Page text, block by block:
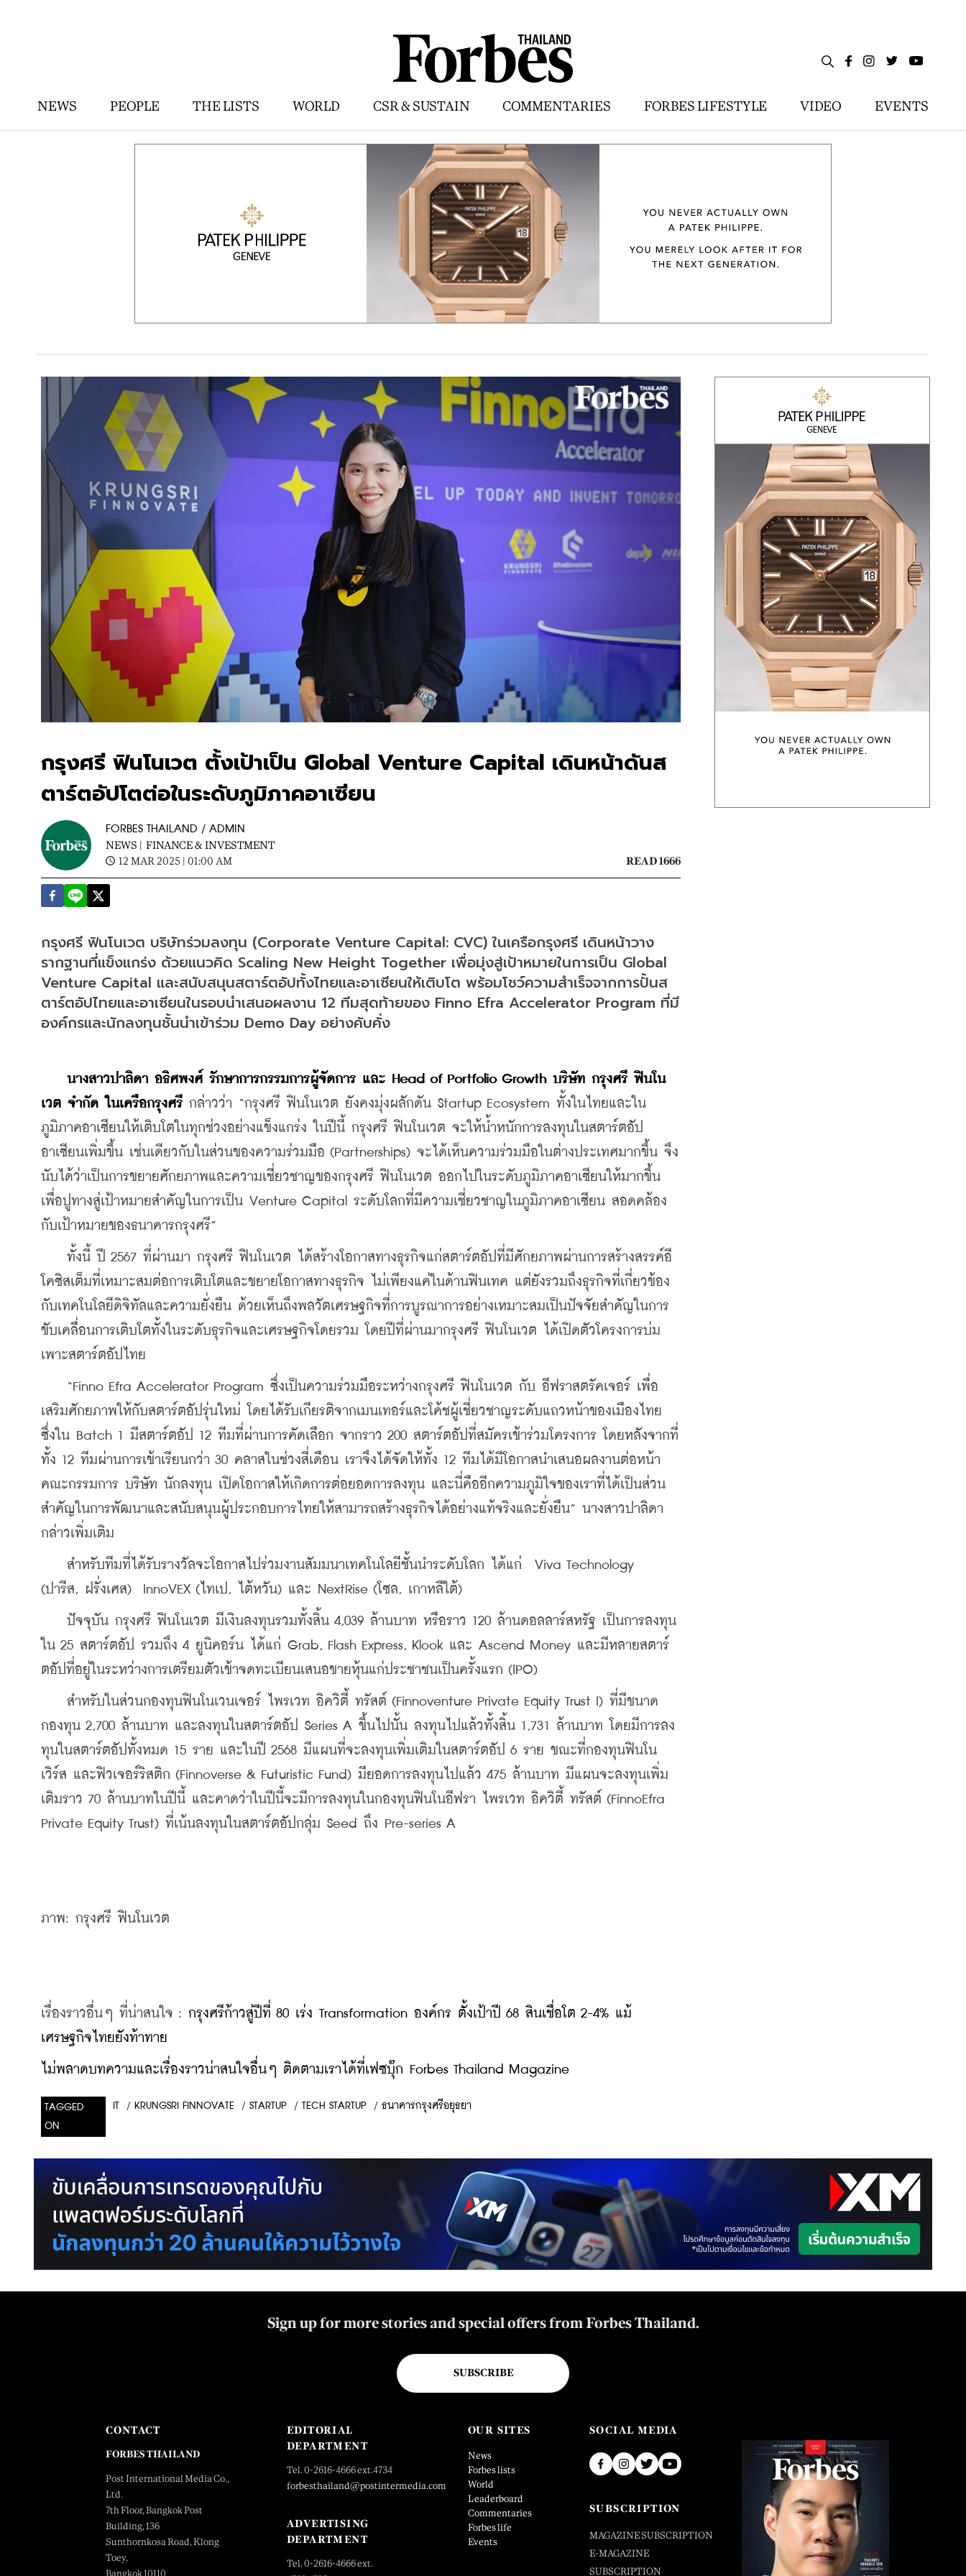
NEWS PEOPLE THE LISTS WORLD CSR & SUSTAIN COMMENTARIES FORBES LIFESTYLE VIDEO EVENTS
กรุงศรี ฟินโนเวต ตั้งเป้าเป็น Global Venture Capital เดินหน้าดันส
ตาร์ตอัปโตต่อในระดับภูมิภาคอาเซียน
FORBES THAILAND / ADMIN
NEWS | FINANCE & INVESTMENT
12 MAR 2025 | 01:00 AM
READ 1666
​กรุงศรี ฟินโนเวต บริษัทร่วมลงทุน (Corporate Venture Capital: CVC) ในเครือกรุงศรี เดินหน้าวาง
รากฐานที่แข็งแกร่ง ด้วยแนวคิด Scaling New Height Together เพื่อมุ่งสู่เป้าหมายในการเป็น Global
Venture Capital และสนับสนุนสตาร์ตอัปทั้งไทยและอาเซียนให้เติบโต พร้อมโชว์ความสำเร็จจากการปั้นส
ตาร์ตอัปไทยและอาเซียนในรอบนำเสนอผลงาน 12 ทีมสุดท้ายของ Finno Efra Accelerator Program ที่มี
องค์กรและนักลงทุนชั้นนำเข้าร่วม Demo Day อย่างคับคั่ง
นางสาวปาลิดา อธิศพงศ์ รักษาการกรรมการผู้จัดการ และ Head of Portfolio Growth บริษัท กรุงศรี ฟินโน
เวต จำกัด ในเครือกรุงศรี กล่าวว่า “กรุงศรี ฟินโนเวต ยังคงมุ่งผลักดัน Startup Ecosystem ทั้งในไทยและใน
ภูมิภาคอาเซียนให้เติบโตในทุกช่วงอย่างแข็งแกร่ง ในปีนี้ กรุงศรี ฟินโนเวต จะให้น้ำหนักการลงทุนในสตาร์ตอัป
อาเซียนเพิ่มขึ้น เช่นเดียวกับในส่วนของความร่วมมือ (Partnerships) จะได้เห็นความร่วมมือในต่างประเทศมากขึ้น จึง
นับได้ว่าเป็นการขยายศักยภาพและความเชี่ยวชาญของกรุงศรี ฟินโนเวต ออกไปในระดับภูมิภาคอาเซียนให้มากขึ้น
เพื่อปูทางสู่เป้าหมายสำคัญในการเป็น Venture Capital ระดับโลกที่มีความเชี่ยวชาญในภูมิภาคอาเซียน สอดคล้อง
กับเป้าหมายของธนาคารกรุงศรี”
ทั้งนี้ ปี 2567 ที่ผ่านมา กรุงศรี ฟินโนเวต ได้สร้างโอกาสทางธุรกิจแก่สตาร์ตอัปที่มีศักยภาพผ่านการสร้างสรรค์อี
โคซิสเต็มที่เหมาะสมต่อการเติบโตและขยายโอกาสทางธุรกิจ ไม่เพียงแค่ในด้านฟินเทค แต่ยังรวมถึงธุรกิจที่เกี่ยวข้อง
กับเทคโนโลยีดิจิทัลและความยั่งยืน ด้วยเห็นถึงพลวัตเศรษฐกิจที่การบูรณาการอย่างเหมาะสมเป็นปัจจัยสำคัญในการ
ขับเคลื่อนการเติบโตทั้งในระดับธุรกิจและเศรษฐกิจโดยรวม โดยปีที่ผ่านมากรุงศรี ฟินโนเวต ได้เปิดตัวโครงการบ่ม
เพาะสตาร์ตอัปไทย
“Finno Efra Accelerator Program ซึ่งเป็นความร่วมมือระหว่างกรุงศรี ฟินโนเวต กับ อีฟราสตรัคเจอร์ เพื่อ
เสริมศักยภาพให้กับสตาร์ตอัปรุ่นใหม่ โดยได้รับเกียรติจากเมนเทอร์และโค้ชผู้เชี่ยวชาญระดับแถวหน้าของเมืองไทย
ซึ่งใน Batch 1 มีสตาร์ตอัป 12 ทีมที่ผ่านการคัดเลือก จากราว 200 สตาร์ตอัปที่สมัครเข้าร่วมโครงการ โดยหลังจากที่
ทั้ง 12 ทีมผ่านการเข้าเรียนกว่า 30 คลาสในช่วงสี่เดือน เราจึงได้จัดให้ทั้ง 12 ทีมได้มีโอกาสนำเสนอผลงานต่อหน้า
คณะกรรมการ บริษัท นักลงทุน เปิดโอกาสให้เกิดการต่อยอดการลงทุน และนี่คืออีกความภูมิใจของเราที่ได้เป็นส่วน
สำคัญในการพัฒนาและสนับสนุนผู้ประกอบการไทยให้สามารถสร้างธุรกิจได้อย่างแท้จริงและยั่งยืน” นางสาวปาลิดา
กล่าวเพิ่มเติม
สำหรับทีมที่ได้รับรางวัลจะโอกาสไปร่วมงานสัมมนาเทคโนโลยีชั้นนำระดับโลก ได้แก่  Viva Technology
(ปารีส, ฝรั่งเศส)  InnoVEX (ไทเป, ไต้หวัน) และ NextRise (โซล, เกาหลีใต้)
ปัจจุบัน กรุงศรี ฟินโนเวต มีเงินลงทุนรวมทั้งสิ้น 4,039 ล้านบาท หรือราว 120 ล้านดอลลาร์สหรัฐ เป็นการลงทุน
ใน 25 สตาร์ตอัป รวมถึง 4 ยูนิคอร์น ได้แก่ Grab, Flash Express, Klook และ Ascend Money และมีหลายสตาร์
ตอัปที่อยู่ในระหว่างการเตรียมตัวเข้าจดทะเบียนเสนอขายหุ้นแก่ประชาชนเป็นครั้งแรก (IPO)
สำหรับในส่วนกองทุนฟินโนเวนเจอร์ ไพรเวท อิควิตี้ ทรัสต์ (Finnoventure Private Equity Trust I) ที่มีขนาด
กองทุน 2,700 ล้านบาท และลงทุนในสตาร์ตอัป Series A ขึ้นไปนั้น ลงทุนไปแล้วทั้งสิ้น 1,731 ล้านบาท โดยมีการลง
ทุนในสตาร์ตอัปทั้งหมด 15 ราย และในปี 2568 มีแผนที่จะลงทุนเพิ่มเติมในสตาร์ตอัป 6 ราย ขณะที่กองทุนฟินโน
เวิร์ส และฟิวเจอร์ริสติก (Finnoverse & Futuristic Fund) มียอดการลงทุนไปแล้ว 475 ล้านบาท มีแผนจะลงทุนเพิ่ม
เติมราว 70 ล้านบาทในปีนี้ และคาดว่าในปีนี้จะมีการลงทุนในกองทุนฟินโนอีฟรา ไพรเวท อิควิตี้ ทรัสต์ (FinnoEfra
Private Equity Trust) ที่เน้นลงทุนในสตาร์ตอัปกลุ่ม Seed ถึง Pre-series A
ภาพ: กรุงศรี ฟินโนเวต
เรื่องราวอื่นๆ ที่น่าสนใจ : กรุงศรีก้าวสู่ปีที่ 80 เร่ง Transformation องค์กร ตั้งเป้าปี 68 สินเชื่อโต 2-4% แม้
เศรษฐกิจไทยยังท้าทาย
ไม่พลาดบทความและเรื่องราวน่าสนใจอื่นๆ ติดตามเราได้ที่เฟซบุ๊ก Forbes Thailand Magazine
TAGGED
ON
/ KRUNGSRI FINNOVATE / STARTUP / TECH STARTUP / ธนาคารกรุงศรีอยุธยา
Sign up for more stories and special offers from Forbes Thailand.
SUBSCRIBE
CONTACT
FORBES THAILAND
Post International Media Co.,
Ltd.
7th Floor, Bangkok Post
Building, 136
Sunthornkosa Road, Klong
Toey,
Bangkok 10110
EDITORIAL
DEPARTMENT
Tel. 0-2616-4666 ext.4734
forbesthailand@postintermedia.com
ADVERTISING
DEPARTMENT
Tel. 0-2616-4666 ext.
OUR SITES
News
Forbes lists
World
Leaderboard
Commentaries
Forbes life
Events
SOCIAL MEDIA
SUBSCRIPTION
MAGAZINE SUBSCRIPTION
E-MAGAZINE
SUBSCRIPTION